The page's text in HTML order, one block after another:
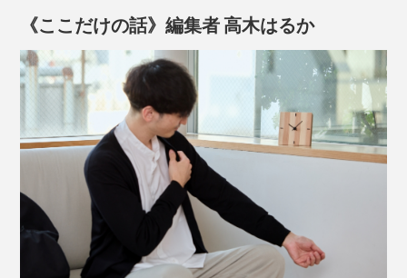
盛の願いが込められた、古来からの吉祥文様「親子縞」
「孝行縞」を表しています。
い。文字・レイアウトは修正も可能です。ただ、レイア
ウト確定後はキャンセル・変更はできません。
3. レイアウト確定後、製作に入ります。発送までの目安
は、約2週間ですが、正式なお届け日時は、メールにて
お知らせ致します。
《ここだけの話》編集者 高木はるか